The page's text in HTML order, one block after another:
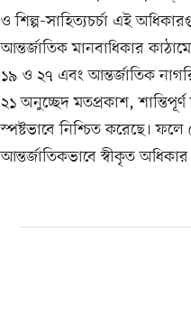
ও শিল্প-সাহিত্যচর্চা এই
আন্তর্জাতিক মানবাধিকার
১৯ ও ২৭ এবং আন্তর্জাতিক
২১ অনুচ্ছেদ মতপ্রকাশ,
স্পষ্টভাবে নিশ্চিত করেছে।
আন্তর্জাতিকভাবে স্বীকৃত